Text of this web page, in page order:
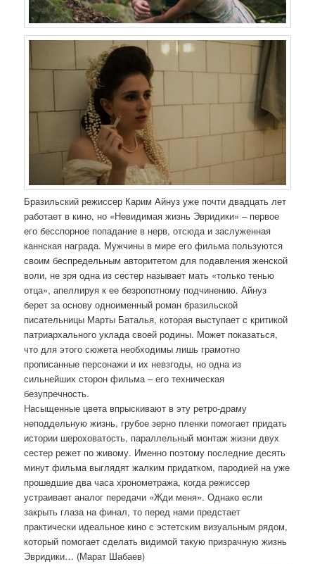
Бразильский режиссер Карим Айнуз уже почти двадцать лет
работает в кино, но «Невидимая жизнь Эвридики» – первое
его бесспорное попадание в нерв, отсюда и заслуженная
каннская награда. Мужчины в мире его фильма пользуются
своим беспредельным авторитетом для подавления женской
воли, не зря одна из сестер называет мать «только тенью
отца», апеллируя к ее безропотному подчинению. Айнуз
берет за основу одноименный роман бразильской
писательницы Марты Баталья, которая выступает с критикой
патриархального уклада своей родины. Может показаться,
что для этого сюжета необходимы лишь грамотно
прописанные персонажи и их невзгоды, но одна из
сильнейших сторон фильма – его техническая
безупречность.
Насыщенные цвета впрыскивают в эту ретро-драму
неподдельную жизнь, грубое зерно пленки помогает придать
истории шероховатость, параллельный монтаж жизни двух
сестер режет по живому. Именно поэтому последние десять
минут фильма выглядят жалким придатком, пародией на уже
прошедшие два часа хронометража, когда режиссер
устраивает аналог передачи «Жди меня». Однако если
закрыть глаза на финал, то перед нами предстает
практически идеальное кино с эстетским визуальным рядом,
который помогает сделать видимой такую призрачную жизнь
Эвридики… (Марат Шабаев)